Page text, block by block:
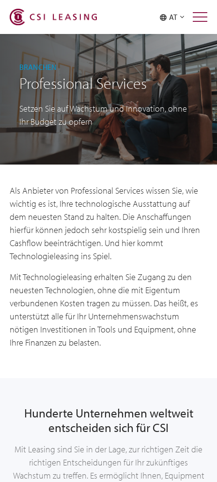
AT
BRANCHEN
Professional Services
Setzen Sie auf Wachstum und Innovation, ohne
Ihr Budget zu opfern
Als Anbieter von Professional Services wissen Sie, wie
wichtig es ist, Ihre technologische Ausstattung auf
dem neuesten Stand zu halten. Die Anschaffungen
hierfür können jedoch sehr kostspielig sein und Ihren
Cashflow beeinträchtigen. Und hier kommt
Technologieleasing ins Spiel.
Mit Technologieleasing erhalten Sie Zugang zu den
neuesten Technologien, ohne die mit Eigentum
verbundenen Kosten tragen zu müssen. Das heißt, es
unterstützt alle für Ihr Unternehmenswachstum
nötigen Investitionen in Tools und Equipment, ohne
Ihre Finanzen zu belasten.
Hunderte Unternehmen weltweit
entscheiden sich für CSI
Mit Leasing sind Sie in der Lage, zur richtigen Zeit die
richtigen Entscheidungen für Ihr zukünftiges
Wachstum zu treffen. Es ermöglicht Ihnen, Equipment